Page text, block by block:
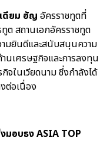
ดียม ฮัญ อัครราชทูตที่
ต สถานเอกอัครราชทูต
ามยินดีและสนับสนุนความ
นเศรษฐกิจและการลงทุน
จในเวียดนาม ซึ่งกำลังได้
ต่อเนื่อง
มอบธง ASIA TOP